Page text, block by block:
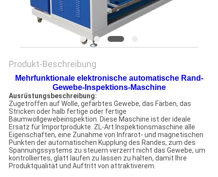
PRIVACY
Produkt-Beschreibung
Mehrfunktionale elektronische automatische Rand-
Gewebe-Inspektions-Maschine
Ausrüstungsbeschreibung:
Zugetroffen auf Wolle, gefärbtes Gewebe, das Färben, das
Stricken oder halb fertige oder fertige
Baumwollgewebeinspektion. Diese Maschine ist der ideale
Ersatz für Importprodukte. ZL-Art Inspektionsmaschine alle
Eigenschaften, eine Zunahme von Infrarot- und magnetischen
Punkten der automatischen Kupplung des Randes, zum des
Spannungssystems zu steuern verzerrt nicht das Gewebe, um
kontrolliertes, glatt laufen zu lassen zu halten, damit Ihre
Produktqualität und Auftritt von attraktiverem.